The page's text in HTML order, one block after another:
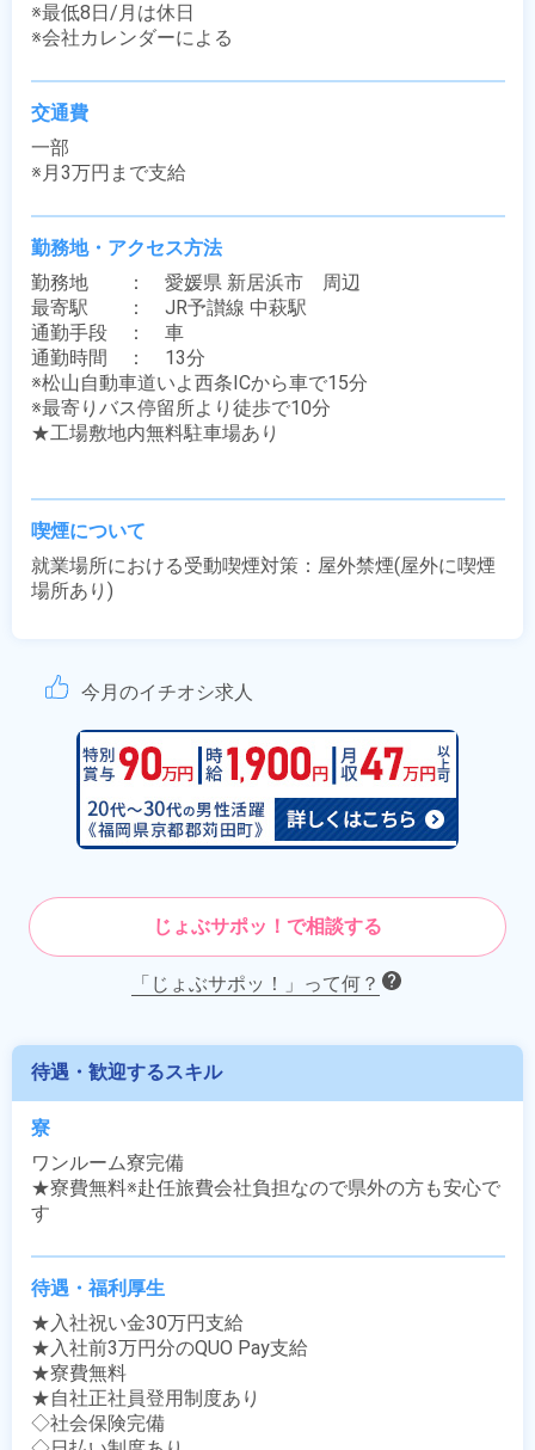
※最低8日/月は休日
※会社カレンダーによる
交通費
一部
※月3万円まで支給
勤務地・アクセス方法
勤務地　　：　愛媛県 新居浜市　周辺
最寄駅　　：　JR予讃線 中萩駅
通勤手段　：　車
通勤時間　：　13分
※松山自動車道いよ西条ICから車で15分
※最寄りバス停留所より徒歩で10分
★工場敷地内無料駐車場あり
喫煙について
就業場所における受動喫煙対策：屋外禁煙(屋外に喫煙
場所あり)
今月のイチオシ求人
じょぶサポッ！で相談する
「じょぶサポッ！」って何？
待遇・歓迎するスキル
寮
ワンルーム寮完備
★寮費無料※赴任旅費会社負担なので県外の方も安心で
す
待遇・福利厚生
★入社祝い金30万円支給
★入社前3万円分のQUO Pay支給
★寮費無料
★自社正社員登用制度あり
◇社会保険完備